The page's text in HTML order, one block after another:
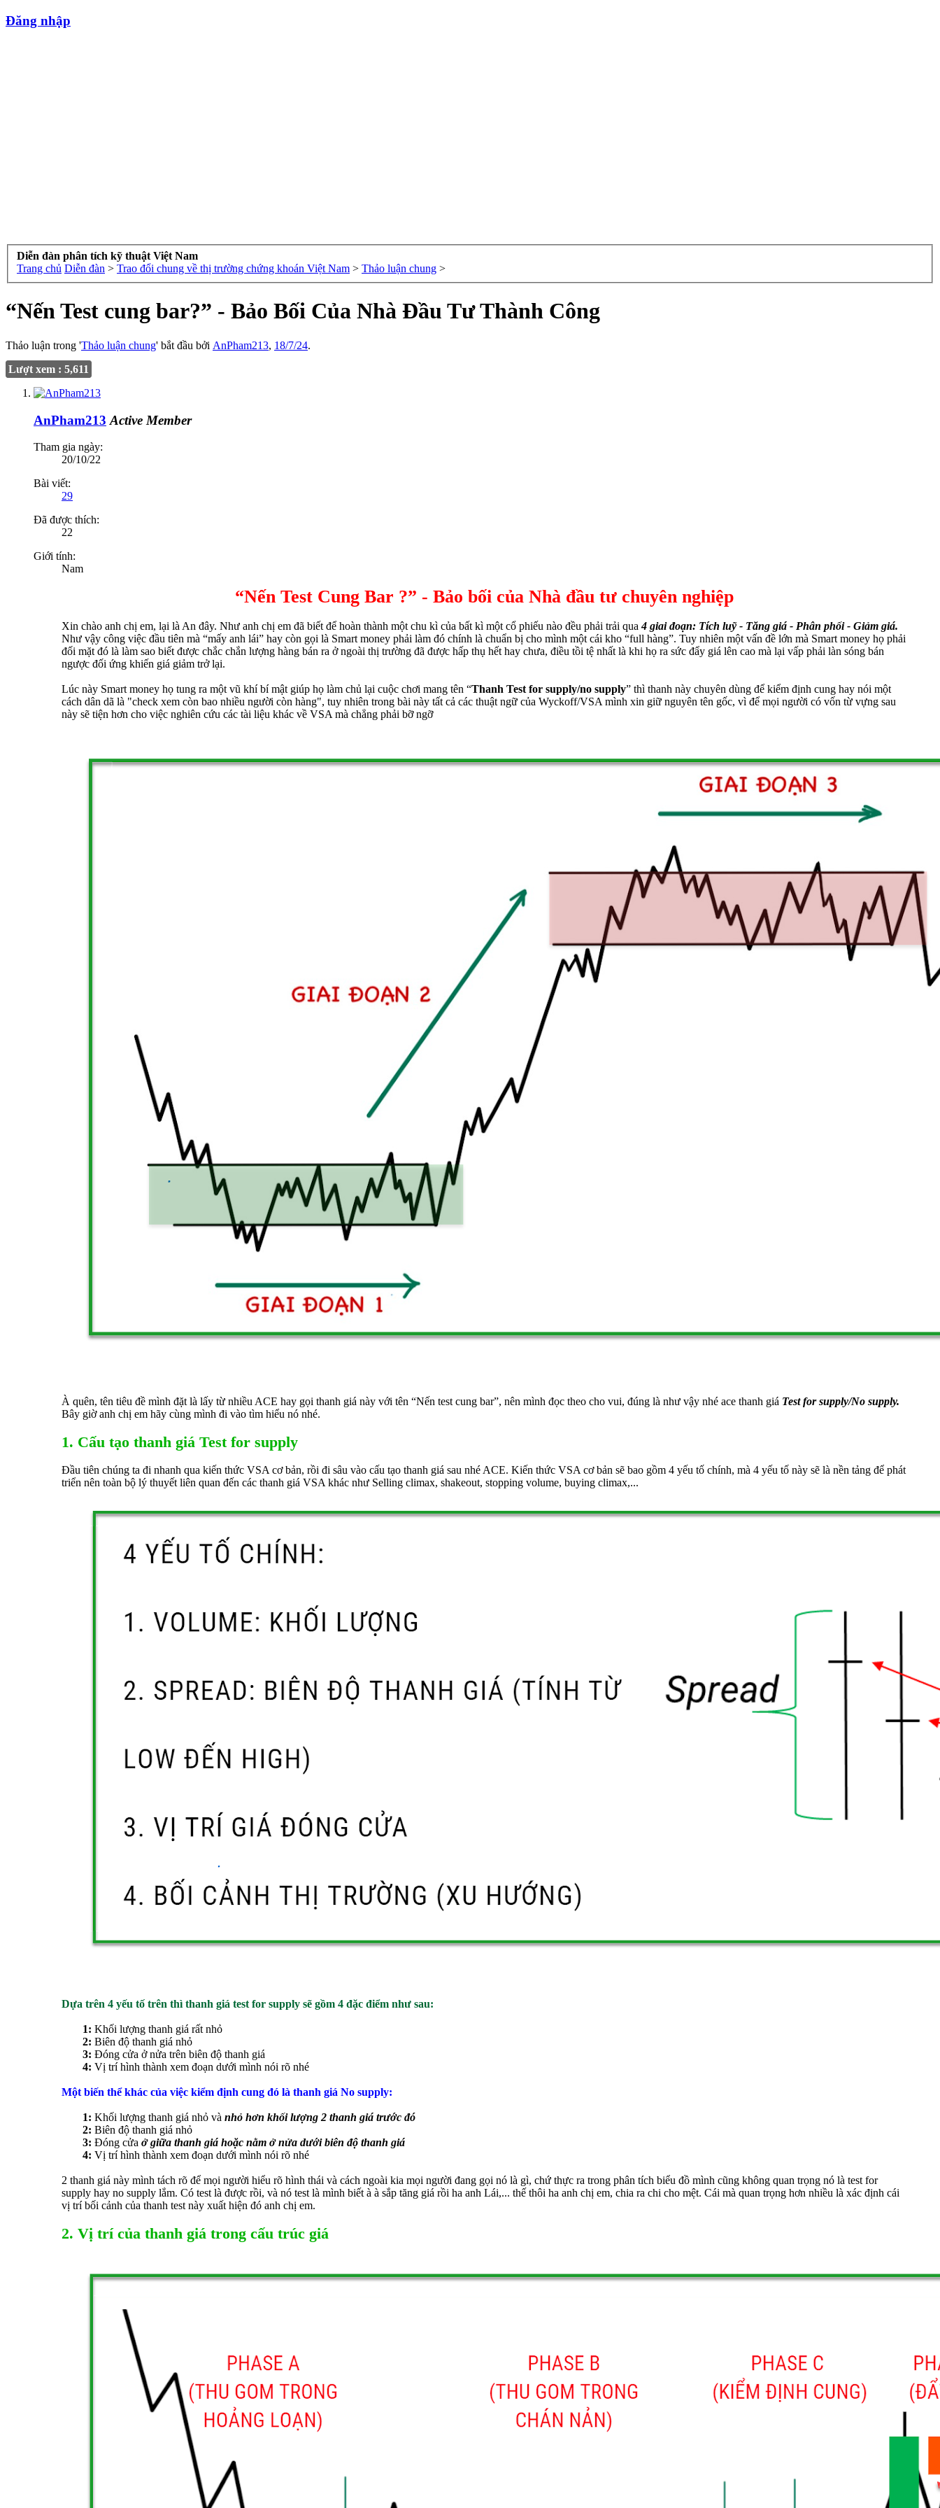
Đăng nhập
Diễn đàn phân tích kỹ thuật Việt Nam
Trang chủ Diễn đàn > Trao đổi chung về thị trường chứng khoán Việt Nam > Thảo luận chung >
“Nến Test cung bar?” - Bảo Bối Của Nhà Đầu Tư Thành Công
Thảo luận trong 'Thảo luận chung' bắt đầu bởi AnPham213, 18/7/24.
Lượt xem : 5,611
AnPham213 Active Member
Tham gia ngày:
20/10/22
Bài viết:
29
Đã được thích:
22
Giới tính:
Nam
“Nến Test Cung Bar ?” - Bảo bối của Nhà đầu tư chuyên nghiệp
Xin chào anh chị em, lại là An đây. Như anh chị em đã biết để hoàn thành một chu kì của bất kì một cổ phiếu nào đều phải trải qua4 giai đoạn: Tích luỹ - Tăng giá - Phân phối - Giảm giá.
Như vậy công việc đầu tiên mà “mấy anh lái” hay còn gọi là Smart money phải làm đó chính là chuẩn bị cho mình một cái kho “full hàng”. Tuy nhiên một vấn đề lớn mà Smart money họ phải
đối mặt đó là làm sao biết được chắc chắn lượng hàng bán ra ở ngoài thị trường đã được hấp thụ hết hay chưa, điều tồi tệ nhất là khi họ ra sức đẩy giá lên cao mà lại vấp phải làn sóng bán
ngược đối ứng khiến giá giảm trở lại.
Lúc này Smart money họ tung ra một vũ khí bí mật giúp họ làm chủ lại cuộc chơi mang tên “Thanh Test for supply/no supply” thì thanh này chuyên dùng để kiểm định cung hay nói một
cách dân dã là "check xem còn bao nhiều người còn hàng", tuy nhiên trong bài này tất cả các thuật ngữ của Wyckoff/VSA mình xin giữ nguyên tên gốc, vì để mọi người có vốn từ vựng sau
này sẽ tiện hơn cho việc nghiên cứu các tài liệu khác về VSA mà chẳng phải bỡ ngỡ
À quên, tên tiêu đề mình đặt là lấy từ nhiều ACE hay gọi thanh giá này với tên “Nến test cung bar”, nên mình đọc theo cho vui, đúng là như vậy nhé ace thanh giá Test for supply/No supply.
Bây giờ anh chị em hãy cùng mình đi vào tìm hiểu nó nhé.
1. Cấu tạo thanh giá Test for supply
Đầu tiên chúng ta đi nhanh qua kiến thức VSA cơ bản, rồi đi sâu vào cấu tạo thanh giá sau nhé ACE. Kiến thức VSA cơ bản sẽ bao gồm 4 yếu tố chính, mà 4 yếu tố này sẽ là nền tảng để phát
triển nên toàn bộ lý thuyết liên quan đến các thanh giá VSA khác như Selling climax, shakeout, stopping volume, buying climax,...
Dựa trên 4 yếu tố trên thì thanh giá test for supply sẽ gồm 4 đặc điểm như sau:
1: Khối lượng thanh giá rất nhỏ
2: Biên độ thanh giá nhỏ
3: Đóng cửa ở nửa trên biên độ thanh giá
4: Vị trí hình thành xem đoạn dưới mình nói rõ nhé​
Một biến thể khác của việc kiểm định cung đó là thanh giá No supply:
1: Khối lượng thanh giá nhỏ và nhỏ hơn khối lượng 2 thanh giá trước đó
2: Biên độ thanh giá nhỏ
3: Đóng cửa ở giữa thanh giá hoặc nằm ở nửa dưới biên độ thanh giá
4: Vị trí hình thành xem đoạn dưới mình nói rõ nhé​
2 thanh giá này mình tách rõ để mọi người hiểu rõ hình thái và cách ngoài kia mọi người đang gọi nó là gì, chứ thực ra trong phân tích biểu đồ mình cũng không quan trọng nó là test for
supply hay no supply lắm. Có test là được rồi, và nó test là mình biết à à sắp tăng giá rồi ha anh Lái,... thế thôi ha anh chị em, chia ra chi cho mệt. Cái mà quan trọng hơn nhiều là xác định cái
vị trí bối cảnh của thanh test này xuất hiện đó anh chị em.
2. Vị trí của thanh giá trong cấu trúc giá